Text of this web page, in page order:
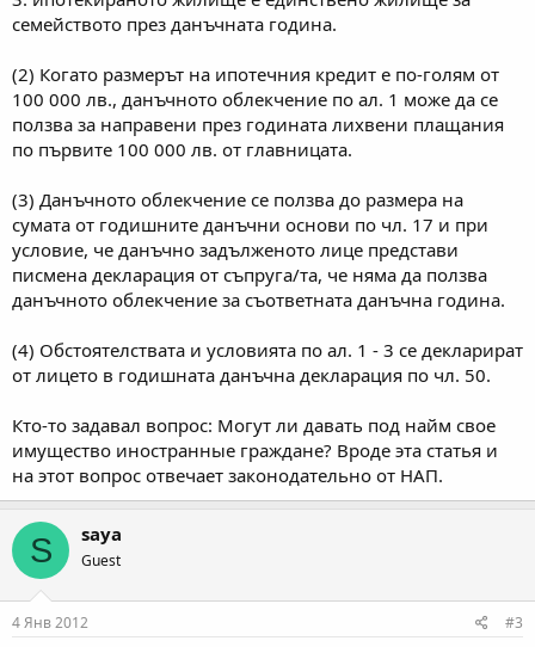
семейството през данъчната година.
(2) Когато размерът на ипотечния кредит е по-голям от
100 000 лв., данъчното облекчение по ал. 1 може да се
ползва за направени през годината лихвени плащания
по първите 100 000 лв. от главницата.
(3) Данъчното облекчение се ползва до размера на
сумата от годишните данъчни основи по чл. 17 и при
условие, че данъчно задълженото лице представи
писмена декларация от съпруга/та, че няма да ползва
данъчното облекчение за съответната данъчна година.
(4) Обстоятелствата и условията по ал. 1 - 3 се декларират
от лицето в годишната данъчна декларация по чл. 50.
Кто-то задавал вопрос: Могут ли давать под найм свое
имущество иностранные граждане? Вроде эта статья и
на этот вопрос отвечает законодательно от НАП.
S saya
Guest
4 Янв 2012 #3